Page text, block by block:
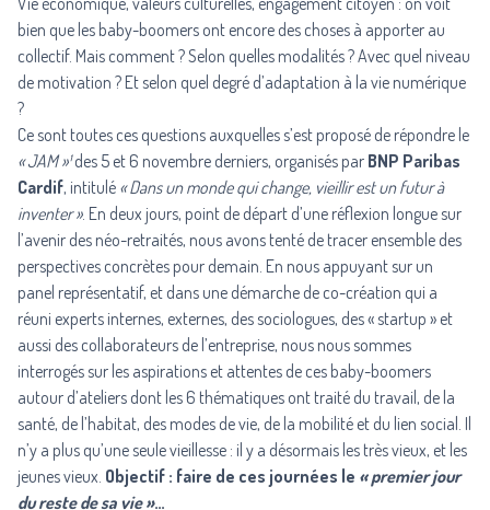
bien que les baby-boomers ont encore des choses à apporter au
collectif. Mais comment ? Selon quelles modalités ? Avec quel niveau
de motivation ? Et selon quel degré d’adaptation à la vie numérique
?
Ce sont toutes ces questions auxquelles s’est proposé de répondre le
« JAM »¹des 5 et 6 novembre derniers, organisés par BNP Paribas
Cardif, intitulé « Dans un monde qui change, vieillir est un futur à
inventer ». En deux jours, point de départ d’une réflexion longue sur
l’avenir des néo-retraités, nous avons tenté de tracer ensemble des
perspectives concrètes pour demain. En nous appuyant sur un
panel représentatif, et dans une démarche de co-création qui a
réuni experts internes, externes, des sociologues, des « startup » et
aussi des collaborateurs de l’entreprise, nous nous sommes
interrogés sur les aspirations et attentes de ces baby-boomers
autour d’ateliers dont les 6 thématiques ont traité du travail, de la
santé, de l’habitat, des modes de vie, de la mobilité et du lien social. Il
n’y a plus qu’une seule vieillesse : il y a désormais les très vieux, et les
jeunes vieux. Objectif : faire de ces journées le « premier jour
du reste de sa vie »…